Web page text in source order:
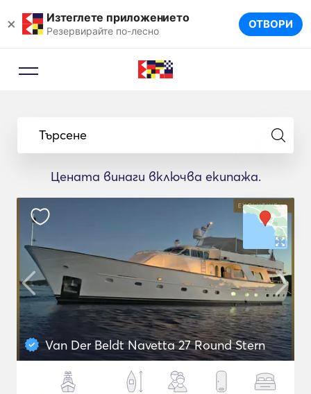
× Изтеглете приложението
Резервирайте по-лесно ОТВОРИ
Търсене
Цената винаги включва екипажа.
Van Der Beldt Navetta 27 Round Stern